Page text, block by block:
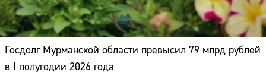
Госдолг Мурманской области превысил 79 млрд рублей
в I полугодии 2026 года